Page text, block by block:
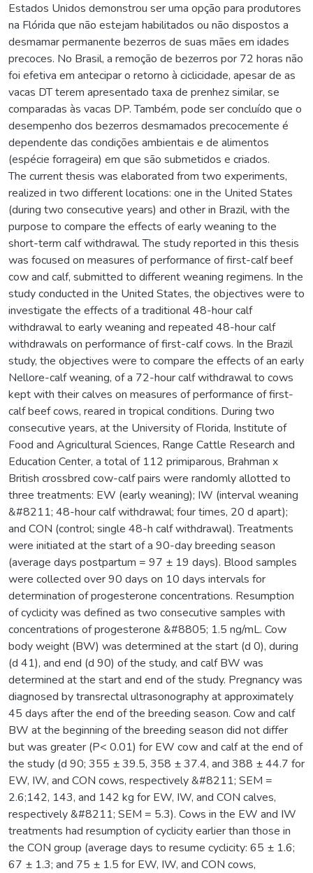
Estados Unidos demonstrou ser uma opção para produtores
na Flórida que não estejam habilitados ou não dispostos a
desmamar permanente bezerros de suas mães em idades
precoces. No Brasil, a remoção de bezerros por 72 horas não
foi efetiva em antecipar o retorno à ciclicidade, apesar de as
vacas DT terem apresentado taxa de prenhez similar, se
comparadas às vacas DP. Também, pode ser concluído que o
desempenho dos bezerros desmamados precocemente é
dependente das condições ambientais e de alimentos
(espécie forrageira) em que são submetidos e criados.
The current thesis was elaborated from two experiments,
realized in two different locations: one in the United States
(during two consecutive years) and other in Brazil, with the
purpose to compare the effects of early weaning to the
short-term calf withdrawal. The study reported in this thesis
was focused on measures of performance of first-calf beef
cow and calf, submitted to different weaning regimens. In the
study conducted in the United States, the objectives were to
investigate the effects of a traditional 48-hour calf
withdrawal to early weaning and repeated 48-hour calf
withdrawals on performance of first-calf cows. In the Brazil
study, the objectives were to compare the effects of an early
Nellore-calf weaning, of a 72-hour calf withdrawal to cows
kept with their calves on measures of performance of first-
calf beef cows, reared in tropical conditions. During two
consecutive years, at the University of Florida, Institute of
Food and Agricultural Sciences, Range Cattle Research and
Education Center, a total of 112 primiparous, Brahman x
British crossbred cow-calf pairs were randomly allotted to
three treatments: EW (early weaning); IW (interval weaning
&#8211; 48-hour calf withdrawal; four times, 20 d apart);
and CON (control; single 48-h calf withdrawal). Treatments
were initiated at the start of a 90-day breeding season
(average days postpartum = 97 ± 19 days). Blood samples
were collected over 90 days on 10 days intervals for
determination of progesterone concentrations. Resumption
of cyclicity was defined as two consecutive samples with
concentrations of progesterone &#8805; 1.5 ng/mL. Cow
body weight (BW) was determined at the start (d 0), during
(d 41), and end (d 90) of the study, and calf BW was
determined at the start and end of the study. Pregnancy was
diagnosed by transrectal ultrasonography at approximately
45 days after the end of the breeding season. Cow and calf
BW at the beginning of the breeding season did not differ
but was greater (P< 0.01) for EW cow and calf at the end of
the study (d 90; 355 ± 39.5, 358 ± 37.4, and 388 ± 44.7 for
EW, IW, and CON cows, respectively &#8211; SEM =
2.6;142, 143, and 142 kg for EW, IW, and CON calves,
respectively &#8211; SEM = 5.3). Cows in the EW and IW
treatments had resumption of cyclicity earlier than those in
the CON group (average days to resume cyclicity: 65 ± 1.6;
67 ± 1.3; and 75 ± 1.5 for EW, IW, and CON cows,